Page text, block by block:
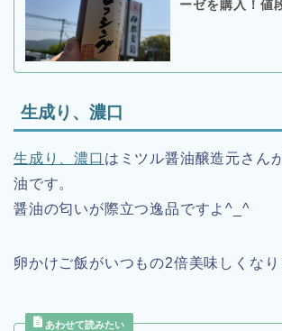
ーゼを購入！値
生成り、濃口
生成り、濃口 はミツル醤油醸造元さん
油です。
醤油の匂いが際立つ逸品ですよ^_^
卵かけご飯がいつもの2倍美味しくなり